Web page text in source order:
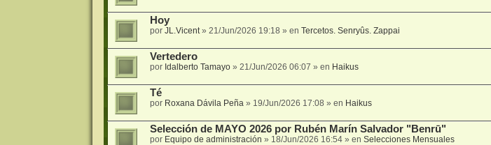
Hoy
por JL.Vicent» 21/Jun/2026 19:18 » en Tercetos. Senryûs. Zappai
Vertedero
por Idalberto Tamayo» 21/Jun/2026 06:07 » en Haikus
Té
por Roxana Dávila Peña » 19/Jun/2026 17:08 » en Haikus
Selección de MAYO 2026 por Rubén Marín Salvador "Benrū"
por Equipo de administración » 18/Jun/2026 16:54» en Selecciones Mensuales